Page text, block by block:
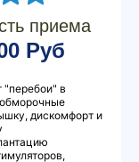
приема
Руб
"перебои" в
дискомфорт и